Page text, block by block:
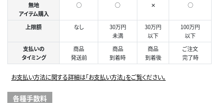
無地
アイテム購入
○ ○ ✕ ○
上限額 なし
30万円
未満
30万円
以下
100万円
以下
支払いの
タイミング
商品
発送前
商品
到着時
商品
到着後
ご注文
完了時
お支払い方法に関する詳細は「お支払い方法」をご覧ください。
各種手数料